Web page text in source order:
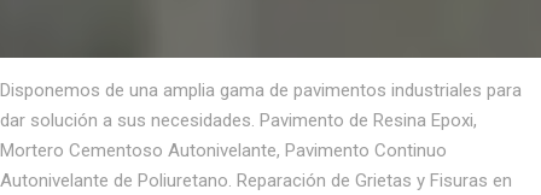
Disponemos de una amplia gama de pavimentos industriales para
dar solución a sus necesidades. Pavimento de Resina Epoxi,
Mortero Cementoso Autonivelante, Pavimento Continuo
Autonivelante de Poliuretano. Reparación de Grietas y Fisuras en